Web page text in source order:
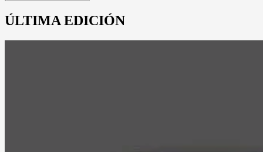
ÚLTIMA EDICIÓN